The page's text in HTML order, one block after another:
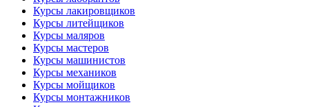
Курсы лакировщиков
Курсы литейщиков
Курсы маляров
Курсы мастеров
Курсы машинистов
Курсы механиков
Курсы мойщиков
Курсы монтажников